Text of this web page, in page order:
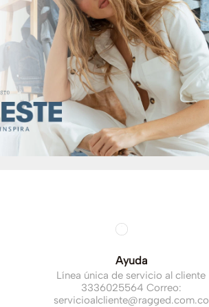
Ayuda
Línea única de servicio al cliente
3336025564 Correo:
servicioalcliente@ragged.com.co